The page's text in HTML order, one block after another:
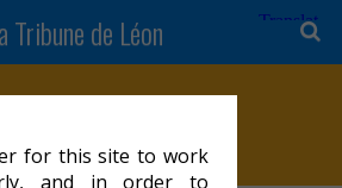
for this site to work
and in order to
Tribune de Léon